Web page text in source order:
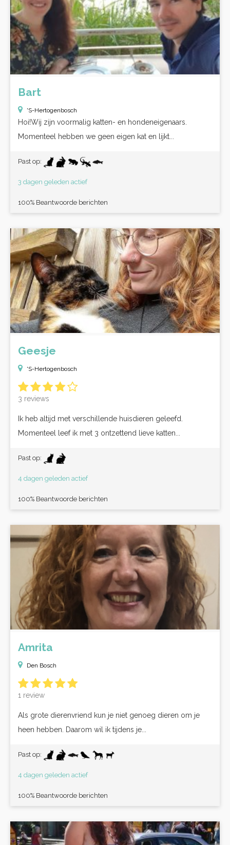
Bart
'S-Hertogenbosch
Hoi!Wij zijn voormalig katten- en hondeneigenaars.
Momenteel hebben we geen eigen kat en lijkt...
Past op:
3 dagen geleden actief
100% Beantwoorde berichten
Geesje
'S-Hertogenbosch
3 reviews
Ik heb altijd met verschillende huisdieren geleefd.
Momenteel leef ik met 3 ontzettend lieve katten...
Past op:
4 dagen geleden actief
100% Beantwoorde berichten
Amrita
Den Bosch
1 review
Als grote dierenvriend kun je niet genoeg dieren om je
heen hebben. Daarom wil ik tijdens je...
Past op:
4 dagen geleden actief
100% Beantwoorde berichten